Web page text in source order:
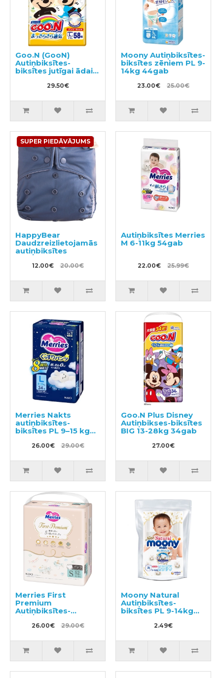
Goo.N (GooN)
Autiņbiksītes-
biksītes jutīgai ādai
29.50€
Moony Autiņbiksītes-
biksītes zēniem PL 9-
14kg 44gab
23.00€ 25.00€
SUPER PIEDĀVĀJUMS
HappyBear
Daudzreizlietojamās
autiņbiksītes
12.00€ 20.00€
Autiņbiksītes Merries
M 6-11kg 54gab
22.00€ 25.99€
Merries Nakts
autiņbiksītes-
biksītes PL 9–15 kg
26.00€ 29.00€
Goo.N Plus Disney
Autiņbikses-biksītes
BIG 13-28kg 34gab
27.00€
Merries First
Premium
Autiņbiksītes-
biksītes PS 4-8kg
52gab26.00€ 29.00€
Moony Natural
Autiņbiksītes-
biksītes PL 9-14kg
2.49€